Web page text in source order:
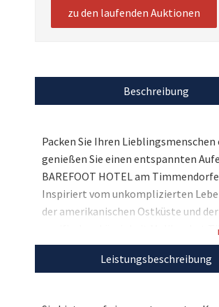
zu den laufenden Auktionen
Beschreibung
Packen Sie Ihren Lieblingsmenschen
genießen Sie einen entspannten
BAREFOOT HOTEL am
Inspiriert vom unkomplizierten
der amerikanischen Ostküste und der
pazifischen Lässigkeit Malibus hat
Schweiger mit seinem Hotel einen
Aufatmens und der puren Erholung
Leistungsbeschreibung